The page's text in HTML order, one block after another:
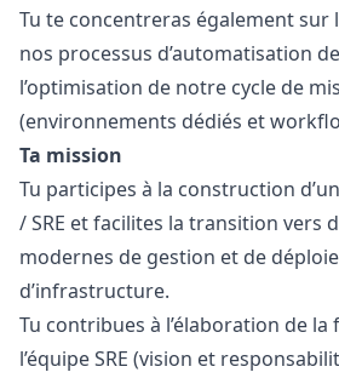
Tu te concentreras également sur
nos processus d’automatisation
l’optimisation de notre cycle de
(environnements dédiés et
Ta mission
Tu participes à la construction
/ SRE et facilites la transition vers
modernes de gestion et de
d’infrastructure.
Tu contribues à l’élaboration de
l’équipe SRE (vision et